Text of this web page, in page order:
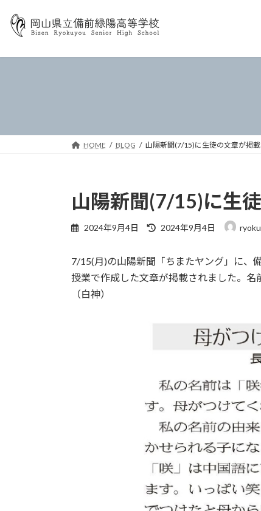
プ
動
HOME BLOG 山陽新聞(7/15)に生徒の文章が掲載
山陽新聞(7/15)に生
2024年9月4日
最
新
日
2024年9月4日
7/15(月)の山陽新聞「ちまたヤング」に、
授業で作成した文章が掲載されました。名
（白神）